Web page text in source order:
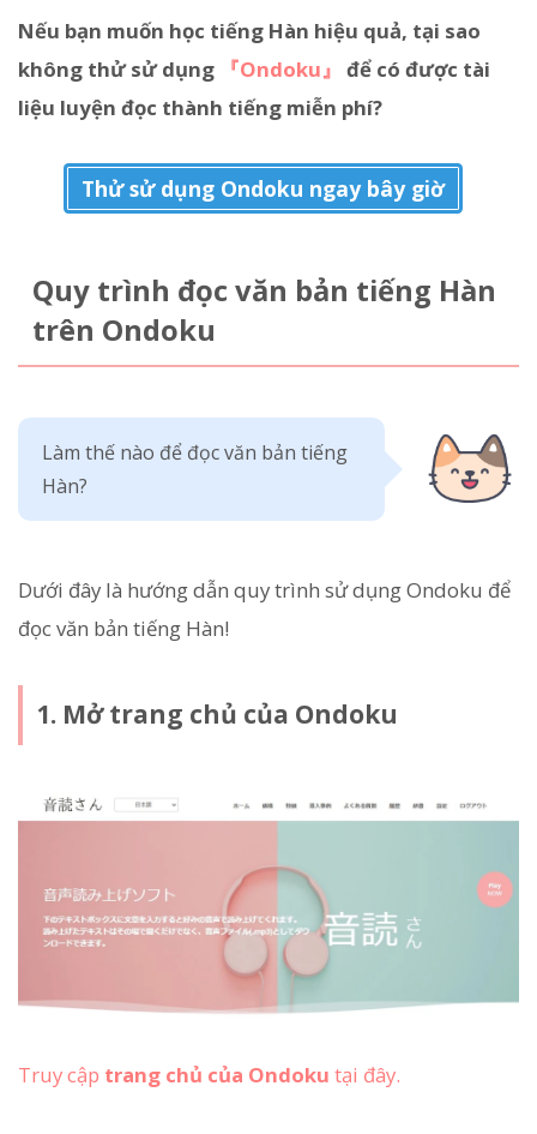
Nếu bạn muốn học tiếng Hàn hiệu quả, tại sao
không thử sử dụng
『Ondoku』 để có được tài
liệu luyện đọc thành tiếng miễn phí?
Thử sử dụng Ondoku ngay bây giờ
Quy trình đọc văn bản tiếng Hàn
trên Ondoku
Làm thế nào để đọc văn bản tiếng
Hàn?
Dưới đây là hướng dẫn quy trình sử dụng Ondoku để
đọc văn bản tiếng Hàn!
1. Mở trang chủ của Ondoku
Truy cập trang chủ của Ondoku tại đây.